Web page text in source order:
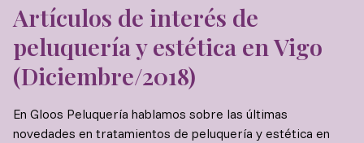
Artículos de interés de
peluquería y estética en Vigo
(Diciembre/2018)
En Gloos Peluquería hablamos sobre las últimas
novedades en tratamientos de peluquería y estética en